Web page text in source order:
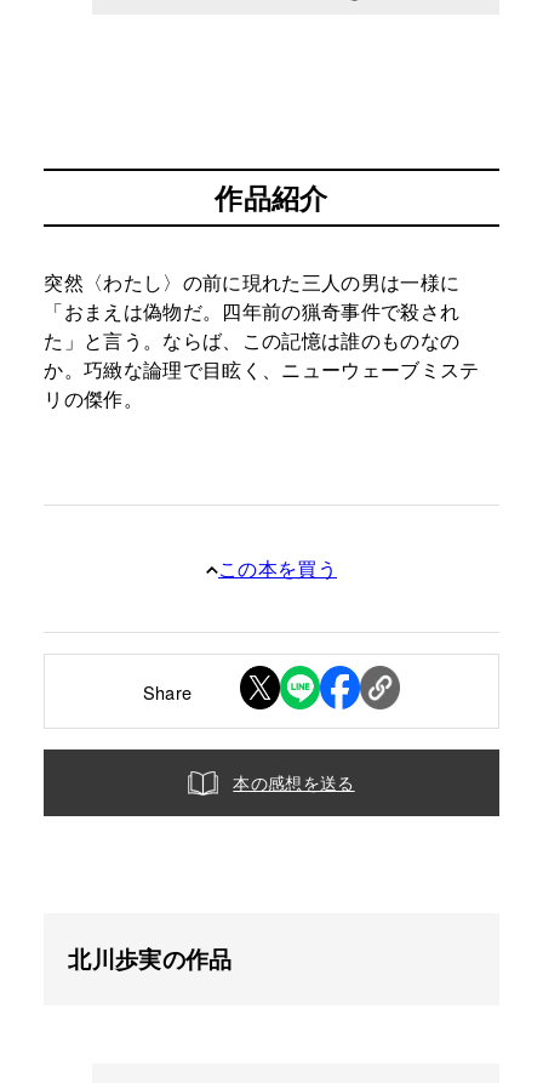
作品紹介
突然〈わたし〉の前に現れた三人の男は一様に
「おまえは偽物だ。四年前の猟奇事件で殺され
た」と言う。ならば、この記憶は誰のものなの
か。巧緻な論理で目眩く、ニューウェーブミステ
リの傑作。
この本を買う
Share
本の感想を送る
北川歩実の作品